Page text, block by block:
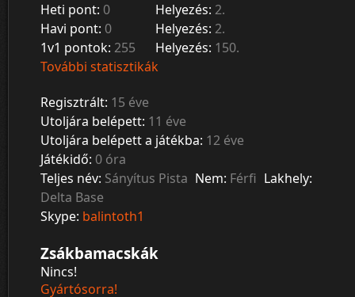
Heti pont: 0 Helyezés: 2.
Havi pont: 0 Helyezés: 2.
1v1 pontok: 255 Helyezés: 150.
További statisztikák
Regisztrált: 15 éve
Utoljára belépett: 11 éve
Utoljára belépett a játékba: 12 éve
Játékidő: 0 óra
Teljes név: Sányítus Pista Nem: Férfi Lakhely:
Delta Base
Skype: balintoth1
Zsákbamacskák
Nincs!
Gyártósorra!